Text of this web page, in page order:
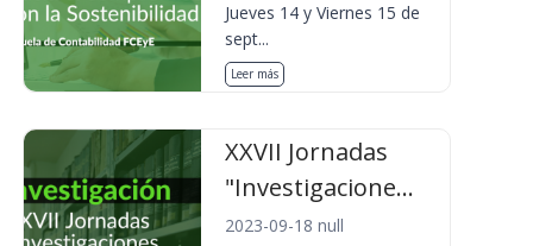
Jueves 14 y Viernes 15 de
sept...
Leer más
XXVII Jornadas
"Investigacione...
2023-09-18 null